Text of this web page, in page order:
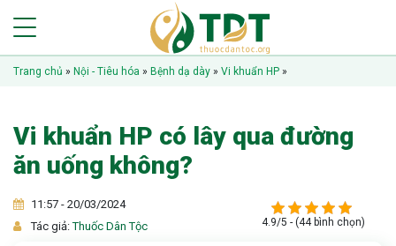
Trang chủ » Nội - Tiêu hóa » Bệnh dạ dày » Vi khuẩn HP »
Vi khuẩn HP có lây qua đường
ăn uống không?
11:57 - 20/03/2024
Tác giả:Thuốc Dân Tộc 4.9/5 - (44 bình chọn)